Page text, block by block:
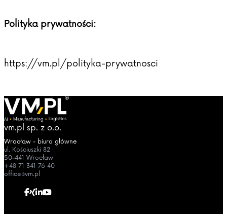
Polityka prywatności:
https://vm.pl/polityka-prywatnosci
vm.pl sp. z o.o.
Wrocław - biuro główne
ul. Kościuszki 82
50-441 Wrocław
+48 71 341 76 40
office@vm.pl